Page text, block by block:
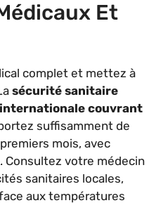
Et
complet et mettez à
sécurité sanitaire
couvrant
suffisamment de
mois, avec
Consultez votre médecin
sanitaires locales,
aux températures